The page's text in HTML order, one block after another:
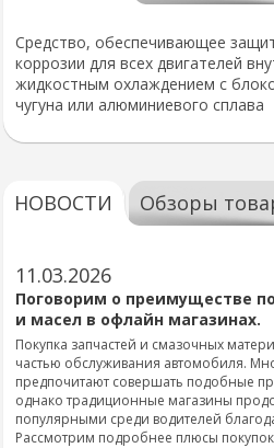
Средство, обеспечивающее
коррозии для всех двигателей
жидкостным охлаждением с
чугуна или алюминиевого сплава
НОВОСТИ Обзоры
11.03.2026
Поговорим о преимуществе
и масел в офлайн магазинах.
Покупка запчастей и смазочных
частью обслуживания автомобиля.
предпочитают совершать подобные
однако традиционные магазины
популярными среди водителей
Рассмотрим подробнее плюсы